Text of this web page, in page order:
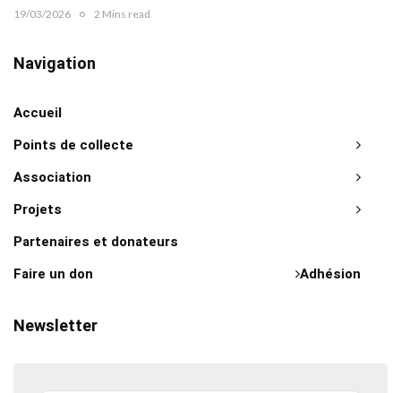
19/03/2026 2 Mins read
Navigation
Accueil
Points de collecte
Association
Projets
Partenaires et donateurs
Adhésion
Faire un don
Newsletter